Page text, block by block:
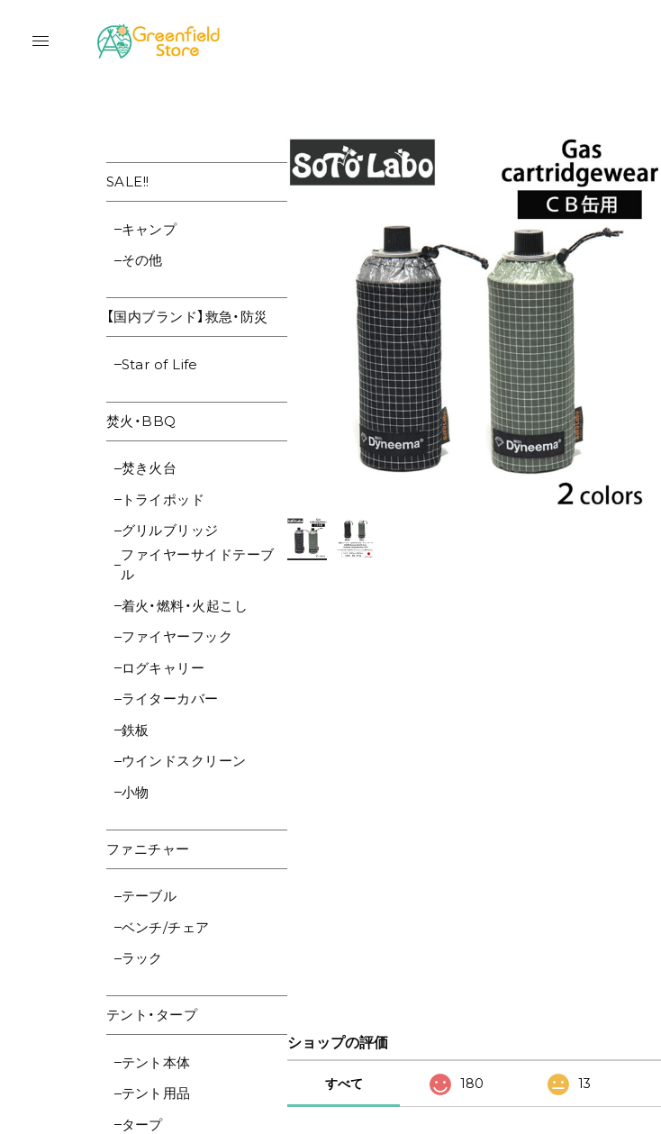
SALE!!
キャンプ
その他
【国内ブランド】救急・防災
Star of Life
焚火・BBQ
焚き火台
トライポッド
グリルブリッジ
ファイヤーサイドテーブ
ル
着火・燃料・火起こし
ファイヤーフック
ログキャリー
ライターカバー
鉄板
ウインドスクリーン
小物
ファニチャー
テーブル
ベンチ/チェア
ラック
テント・タープ
テント本体
テント用品
タープ
ショップの評価
すべて 180 13